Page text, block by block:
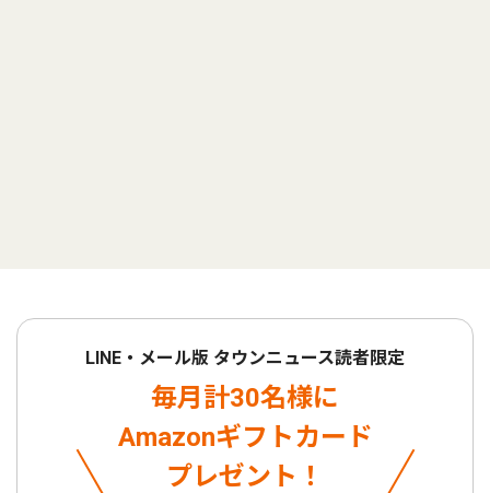
LINE・メール版 タウンニュース読者限定
毎月計30名様に
Amazonギフトカード
プレゼント！